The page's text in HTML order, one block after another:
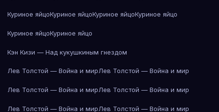
Куриное яйцоКуриное яйцоКуриное яйцоКуриное яйцо
Куриное яйцоКуриное яйцо
Кэн Кизи — Над кукушкиным гнездом
Лев Толстой — Война и мирЛев Толстой — Война и мир
Лев Толстой — Война и мирЛев Толстой — Война и мир
Лев Толстой — Война и мирЛев Толстой — Война и мир